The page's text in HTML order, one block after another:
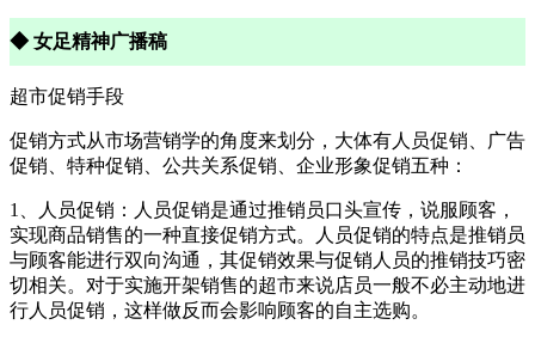
◆ 女足精神广播稿
超市促销手段
促销方式从市场营销学的角度来划分，大体有人员促销、广告
促销、特种促销、公共关系促销、企业形象促销五种：
1、人员促销：人员促销是通过推销员口头宣传，说服顾客，
实现商品销售的一种直接促销方式。人员促销的特点是推销员
与顾客能进行双向沟通，其促销效果与促销人员的推销技巧密
切相关。对于实施开架销售的超市来说店员一般不必主动地进
行人员促销，这样做反而会影响顾客的自主选购。